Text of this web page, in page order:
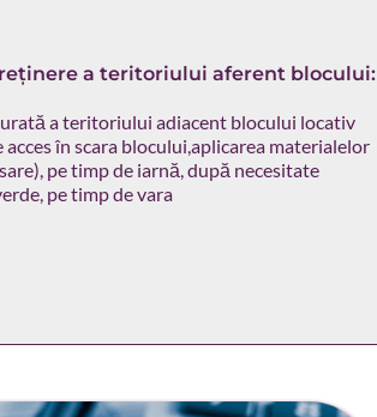
a teritoriului aferent blocului:
a teritoriului adiacent blocului locativ
în scara blocului,aplicarea materialelor
pe timp de iarnă, după necesitate
pe timp de vara